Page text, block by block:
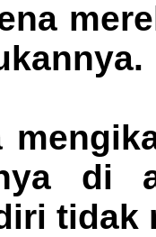
di
tidak